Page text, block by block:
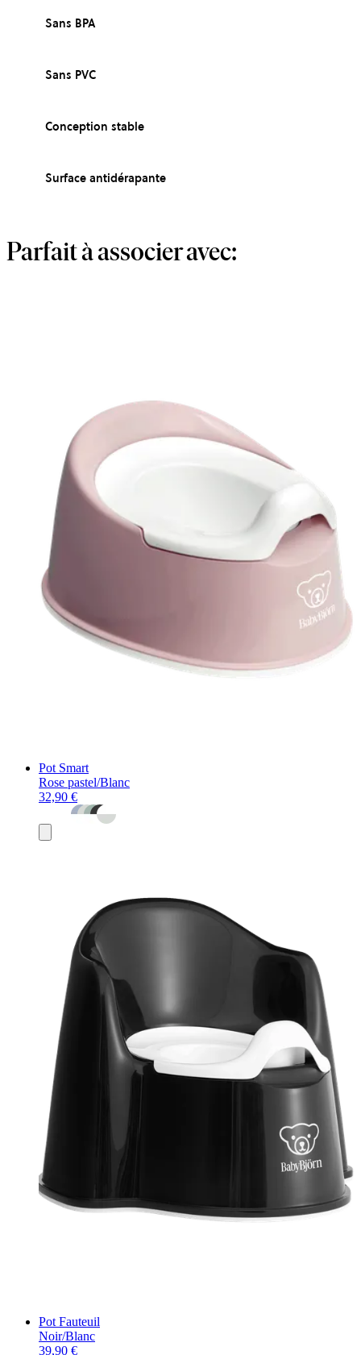
Sans BPA
Sans PVC
Conception stable
Surface antidérapante
Parfait à associer avec:
Pot Smart
Rose pastel/Blanc
32,90 €
au
Pot Fauteuil
Noir/Blanc
39,90 €